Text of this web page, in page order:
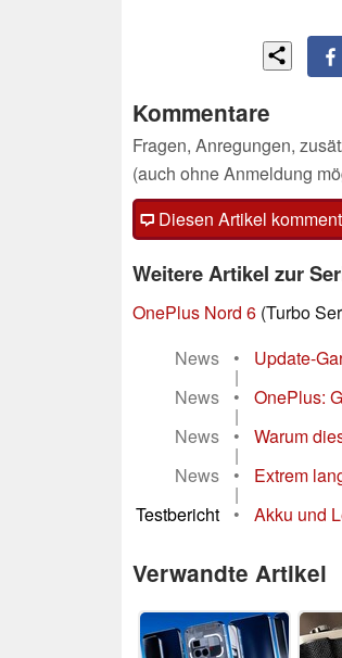
Kommentare
Fragen, Anregungen,
(auch ohne Anmeldung
Diesen Artikel
Weitere Artikel zur
OnePlus Nord 6 (Turbo
News
• Update-
|
News
• OnePlus:
|
News
• Warum
|
News
• Extrem
|
Testbericht
• Akku und
Verwandte Artikel